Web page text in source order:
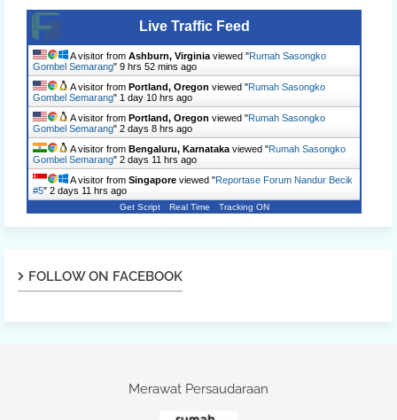
Live Traffic Feed
A visitor from Ashburn, Virginia viewed "Rumah Sasongko
Gombel Semarang" 9 hrs 52 mins ago
A visitor from Portland, Oregon viewed "Rumah Sasongko
Gombel Semarang" 1 day 10 hrs ago
A visitor from Portland, Oregon viewed "Rumah Sasongko
Gombel Semarang" 2 days 8 hrs ago
A visitor from Bengaluru, Karnataka viewed "Rumah Sasongko
Gombel Semarang" 2 days 11 hrs ago
A visitor from Singapore viewed "Reportase Forum Nandur Becik
#5" 2 days 11 hrs ago
Get Script Real Time Tracking ON
FOLLOW ON FACEBOOK
Merawat Persaudaraan